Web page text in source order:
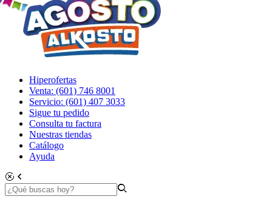
Hiperofertas
Venta: (601) 746 8001
Servicio: (601) 407 3033
Sigue tu pedido
Consulta tu factura
Nuestras tiendas
Catálogo
Ayuda